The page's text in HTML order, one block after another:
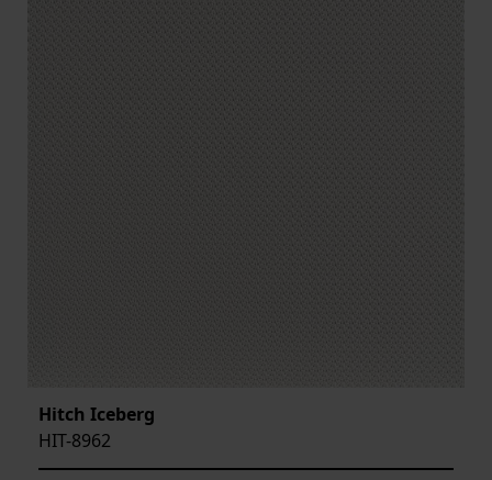
Hitch Iceberg
HIT-8962